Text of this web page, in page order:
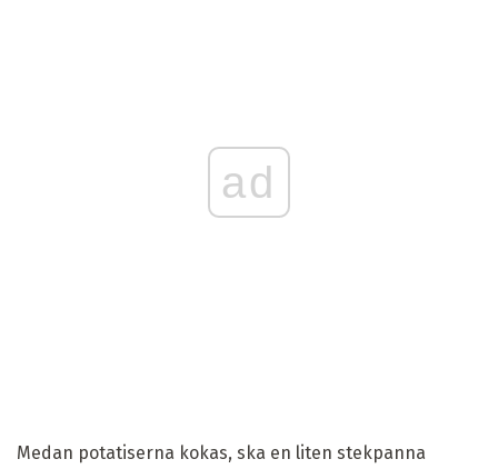
ad
Medan potatiserna kokas, ska en liten stekpanna